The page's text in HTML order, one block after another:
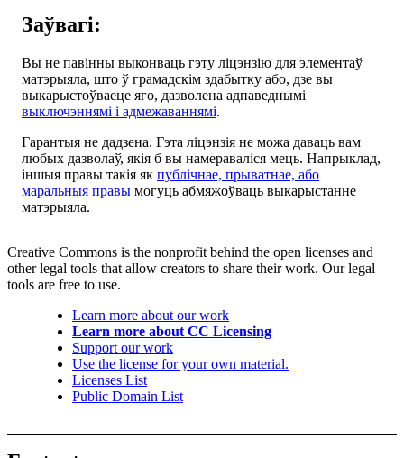
Заўвагі:
Вы не павінны выконваць гэту ліцэнзію для элементаў
матэрыяла, што ў грамадскім здабытку або, дзе вы
выкарыстоўваеце яго, дазволена адпаведнымі
выключэннямі і адмежаваннямі.
Гарантыя не дадзена. Гэта ліцэнзія не можа даваць вам
любых дазволаў, якія б вы намераваліся мець. Напрыклад,
іншыя правы такія як публічнае, прыватнае, або
маральныя правы могуць абмяжоўваць выкарыстанне
матэрыяла.
Creative Commons is the nonprofit behind the open licenses and
other legal tools that allow creators to share their work. Our legal
tools are free to use.
Learn more about our work
Learn more about CC Licensing
Support our work
Use the license for your own material.
Licenses List
Public Domain List